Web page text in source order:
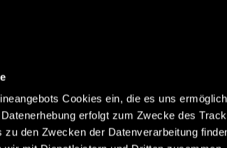
Cookies ein, die es uns
erfolgt zum Zwecke des
den Zwecken der Datenverarbeitung
Impressum